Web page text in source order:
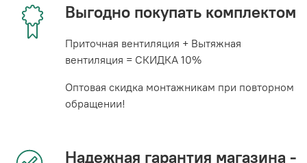
Выгодно покупать комплектом
Приточная вентиляция + Вытяжная
вентиляция = СКИДКА 10%
Оптовая скидка монтажникам при повторном
обращении!
Надежная гарантия магазина -